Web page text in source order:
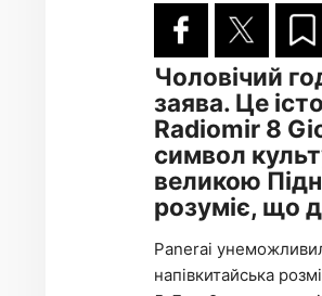
Чоловічий
заява. Це
Radiomir 8
символ
великою
розуміє, що
Panerai
напівкитайська